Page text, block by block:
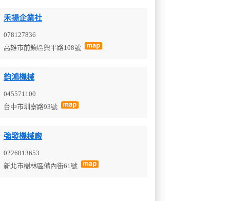
禾揚企業社
078127836
高雄市前鎮區興平路108號
鈞鴻機械
045571100
台中市圳寮路93號
強發機械廠
0226813653
新北市樹林區備內街61號